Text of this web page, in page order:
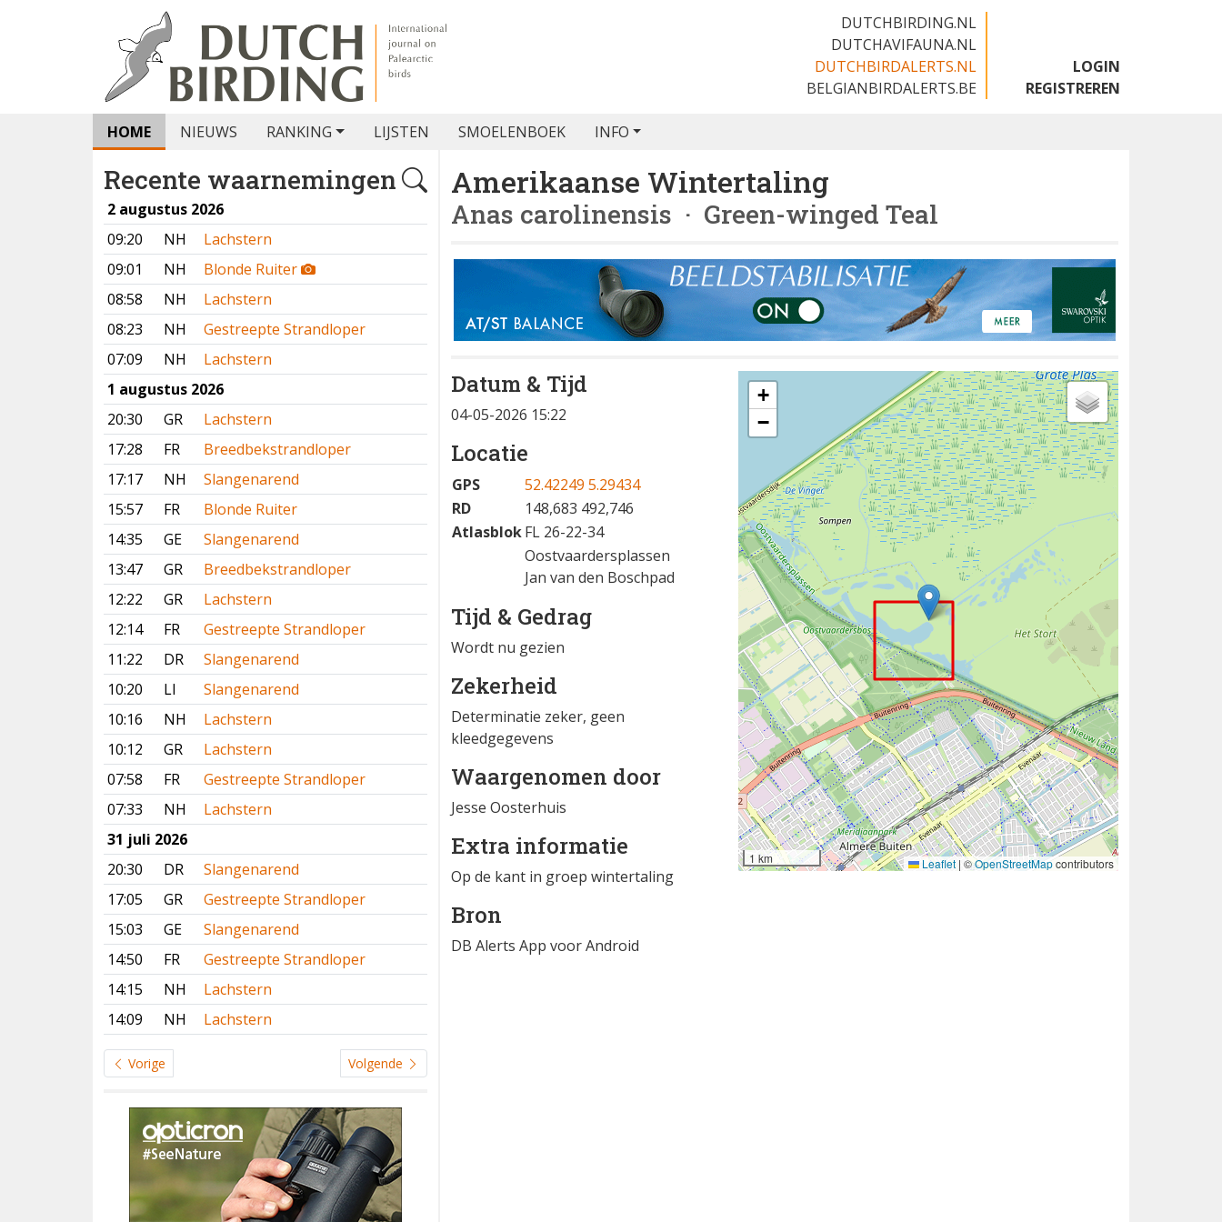
DUTCHBIRDING.NL
DUTCHAVIFAUNA.NL
DUTCHBIRDALERTS.NL
BELGIANBIRDALERTS.BE
LOGIN
REGISTREREN
HOME NIEUWS RANKING LIJSTEN SMOELENBOEK INFO
Recente waarnemingen
2 augustus 2026
09:20
NH
Lachstern
09:01
NH
Blonde Ruiter
08:58
NH
Lachstern
08:23
NH
Gestreepte Strandloper
07:09
NH
Lachstern
1 augustus 2026
20:30
GR
Lachstern
17:28
FR
Breedbekstrandloper
17:17
NH
Slangenarend
15:57
FR
Blonde Ruiter
14:35
GE
Slangenarend
13:47
GR
Breedbekstrandloper
12:22
GR
Lachstern
12:14
FR
Gestreepte Strandloper
11:22
DR
Slangenarend
10:20
LI
Slangenarend
10:16
NH
Lachstern
10:12
GR
Lachstern
07:58
FR
Gestreepte Strandloper
07:33
NH
Lachstern
31 juli 2026
20:30
DR
Slangenarend
17:05
GR
Gestreepte Strandloper
15:03
GE
Slangenarend
14:50
FR
Gestreepte Strandloper
14:15
NH
Lachstern
14:09
NH Lachstern
Vorige Volgende
Amerikaanse Wintertaling
Anas carolinensis · Green-winged Teal
Datum & Tijd
04-05-2026 15:22
Locatie
GPS
52.42249 5.29434
RD
148,683 492,746
AtlasblokFL 26-22-34
Oostvaardersplassen
Jan van den Boschpad
Tijd & Gedrag
Wordt nu gezien
Zekerheid
Determinatie zeker, geen
kleedgegevens
Waargenomen door
Jesse Oosterhuis
Extra informatie
Op de kant in groep wintertaling
Bron
DB Alerts App voor Android
+
−
1 km Leaflet | ©OpenStreetMapcontributors